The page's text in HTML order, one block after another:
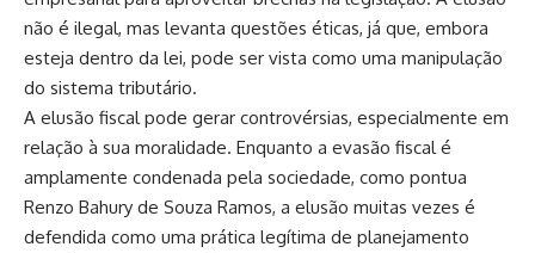
não é ilegal, mas levanta questões éticas, já que, embora
esteja dentro da lei, pode ser vista como uma manipulação
do sistema tributário.
A elusão fiscal pode gerar controvérsias, especialmente em
relação à sua moralidade. Enquanto a evasão fiscal é
amplamente condenada pela sociedade, como pontua
Renzo Bahury de Souza Ramos, a elusão muitas vezes é
defendida como uma prática legítima de planejamento